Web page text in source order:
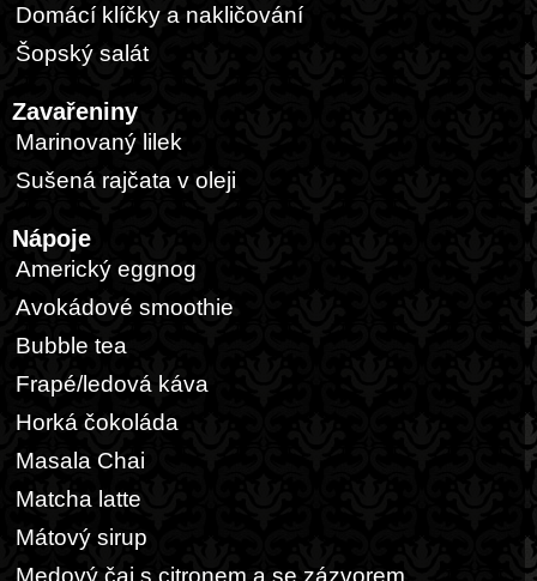
Domácí klíčky a nakličování
Šopský salát
Zavařeniny
Marinovaný lilek
Sušená rajčata v oleji
Nápoje
Americký eggnog
Avokádové smoothie
Bubble tea
Frapé/ledová káva
Horká čokoláda
Masala Chai
Matcha latte
Mátový sirup
Medový čaj s citronem a se zázvorem